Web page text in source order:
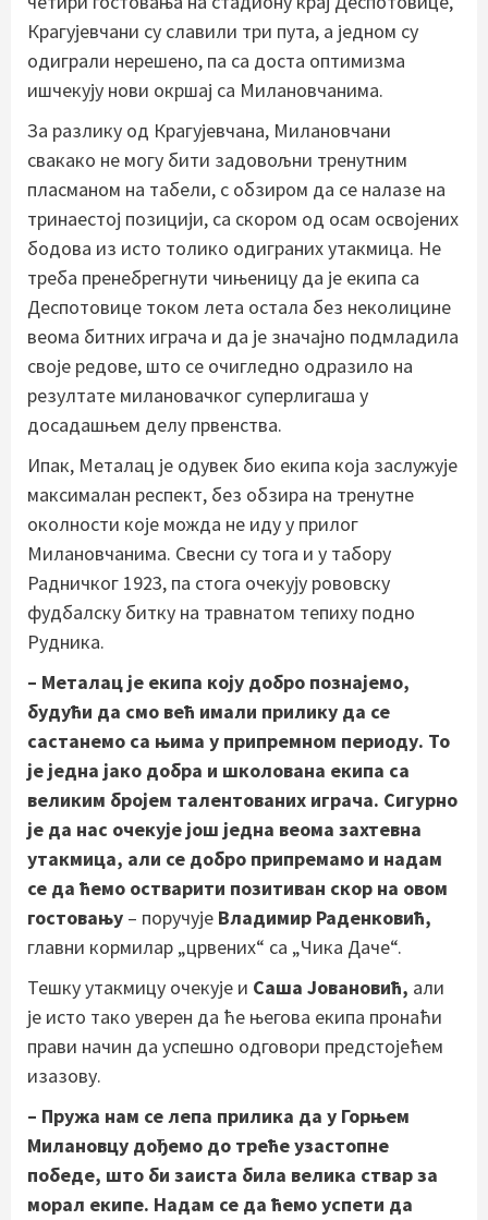
Крагујевчани су славили три пута, а једном су
одиграли нерешено, па са доста оптимизма
ишчекују нови окршај са Милановчанима.
За разлику од Крагујевчана, Милановчани
свакако не могу бити задовољни тренутним
пласманом на табели, с обзиром да се налазе на
тринаестој позицији, са скором од осам освојених
бодова из исто толико одиграних утакмица. Не
треба пренебрегнути чињеницу да је екипа са
Деспотовице током лета остала без неколицине
веома битних играча и да је значајно подмладила
своје редове, што се очигледно одразило на
резултате милановачког суперлигаша у
досадашњем делу првенства.
Ипак, Металац је одувек био екипа која заслужује
максималан респект, без обзира на тренутне
околности које можда не иду у прилог
Милановчанима. Свесни су тога и у табору
Радничког 1923, па стога очекују рововску
фудбалску битку на травнатом тепиху подно
Рудника.
– Металац је екипа коју добро познајемо,
будући да смо већ имали прилику да се
састанемо са њима у припремном периоду. То
је једна јако добра и школована екипа са
великим бројем талентованих играча. Сигурно
је да нас очекује још једна веома захтевна
утакмица, али се добро припремамо и надам
се да ћемо остварити позитиван скор на овом
гостовању – поручује Владимир Раденковић,
главни кормилар „црвених“ са „Чика Даче“.
Тешку утакмицу очекује и Саша Јовановић, али
је исто тако уверен да ће његова екипа пронаћи
прави начин да успешно одговори предстојећем
изазову.
– Пружа нам се лепа прилика да у Горњем
Милановцу дођемо до треће узастопне
победе, што би заиста била велика ствар за
морал екипе. Надам се да ћемо успети да